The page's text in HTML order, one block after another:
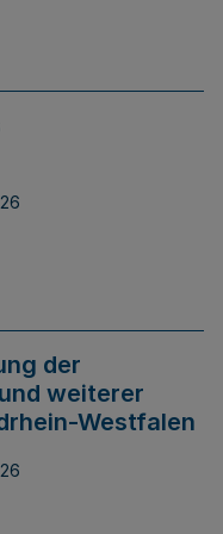
der
weiterer
Westfalen